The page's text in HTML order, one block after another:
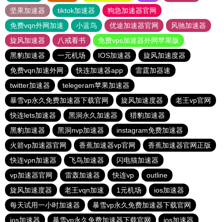
坚果加速器
tiktok加速器
狗急加速器官网
免费vqn外网加速
小蓝鸟 优途加速器官网
风驰加速器
旋风加速器
八戒看书
免费vps加速器外网苹果版
黑豹加速器
一元机场 IOS加速器
旋风加速度器
免费vqn加速外网
快连加速器app
雷霆加器速
twitter加速器
telegeram苹果加速器
暴雪vp永久免费加速器下载官网
旋风加速度器
老王vp官网
快连lets加速器
黑洞永久加速器
猎豹加速器
黑豹加速器
黑洞nvp加速器
instagram免费加速器
火箭vp加速器官网
香蕉加速器vp官网
香蕉加速器官网正版
快连vρn加速器
飞鸟加速器
闪电猫加速器
vp加速器官网
雷轰加速器 快连vp
outline
旋风加速度器
老王vqn加速 1元机场
ios加速器
每天试用一小时加速器
暴雪vp永久免费加速器下载官网
ios加速器
暴雪vp永久免费加速器下载官网 ios加速器